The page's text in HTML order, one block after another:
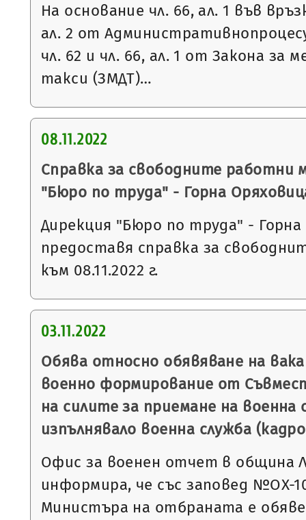
На основание чл. 66, ал. 1 във
ал. 2 от
чл. 62 и чл. 66, ал. 1 от Закона за
такси (ЗМДТ)…
08.11.2022
Справка за свободните работни
"Бюро по труда" - Горна
Дирекция "Бюро по труда" -
предоставя справка за
към 08.11.2022 г.
03.11.2022
Обява относно обявяване на
военно формирование от
на силите за приемане на военна
изпълнявало военна служба
Офис за военен отчет в община
информира, че със заповед №ОХ-
Министъра на отбраната е